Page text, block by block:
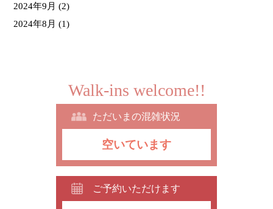
2024年9月 (2)
2024年8月 (1)
ただいまの混雑状況
空いています
Walk-ins welcome!!
ご予約いただけます